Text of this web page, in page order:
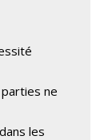
parties ne
les